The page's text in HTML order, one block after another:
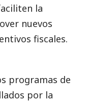
la
nuevos
fiscales.
programas de
por la